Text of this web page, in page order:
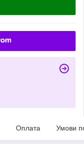
Оплата Умови